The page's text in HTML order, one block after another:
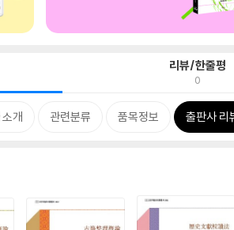
리뷰/한줄평
0
개 관련분류 품목정보 출판사 리